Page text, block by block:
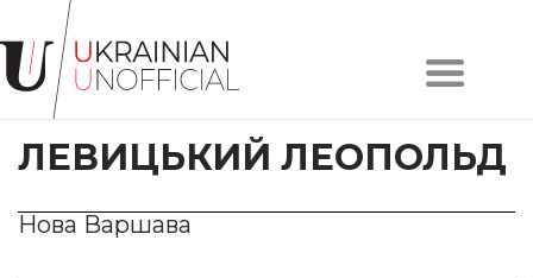
Головна
Про
проєкт
Художники
Твори
ЛЕВИЦЬКИЙ ЛЕОПОЛЬД
Нова Варшава